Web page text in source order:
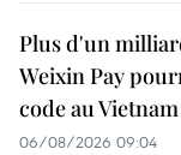
Plus d'un
Weixin Pay
code au Vietnam
06/08/2026 09:04